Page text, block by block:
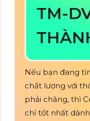
TM-
Nếu bạn đang
chất lượng với
phải chăng, thì
chỉ tốt nhất